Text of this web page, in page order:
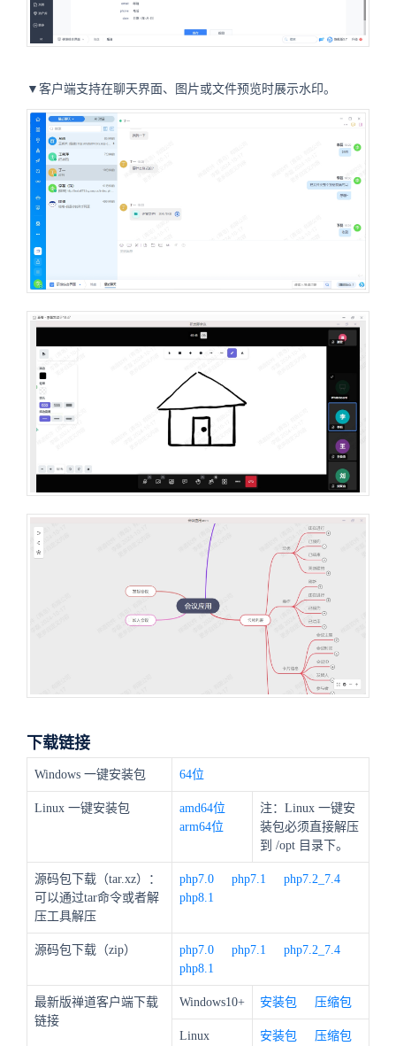
▼客户端支持在聊天界面、图片或文件预览时展示水印。
下载链接
Windows 一键安装包 64位
Linux 一键安装包
amd64位
arm64位
注：Linux 一键安
装包必须直接解压
到 /opt 目录下。
源码包下载（tar.xz）：
可以通过tar命令或者解
压工具解压
php7.0 php7.1
php7.2_7.4
php8.1
源码包下载（zip） php7.0 php7.1
php7.2_7.4
php8.1
最新版禅道客户端下载
链接
Windows10+ 安装包 压缩包
Linux 安装包
压缩包